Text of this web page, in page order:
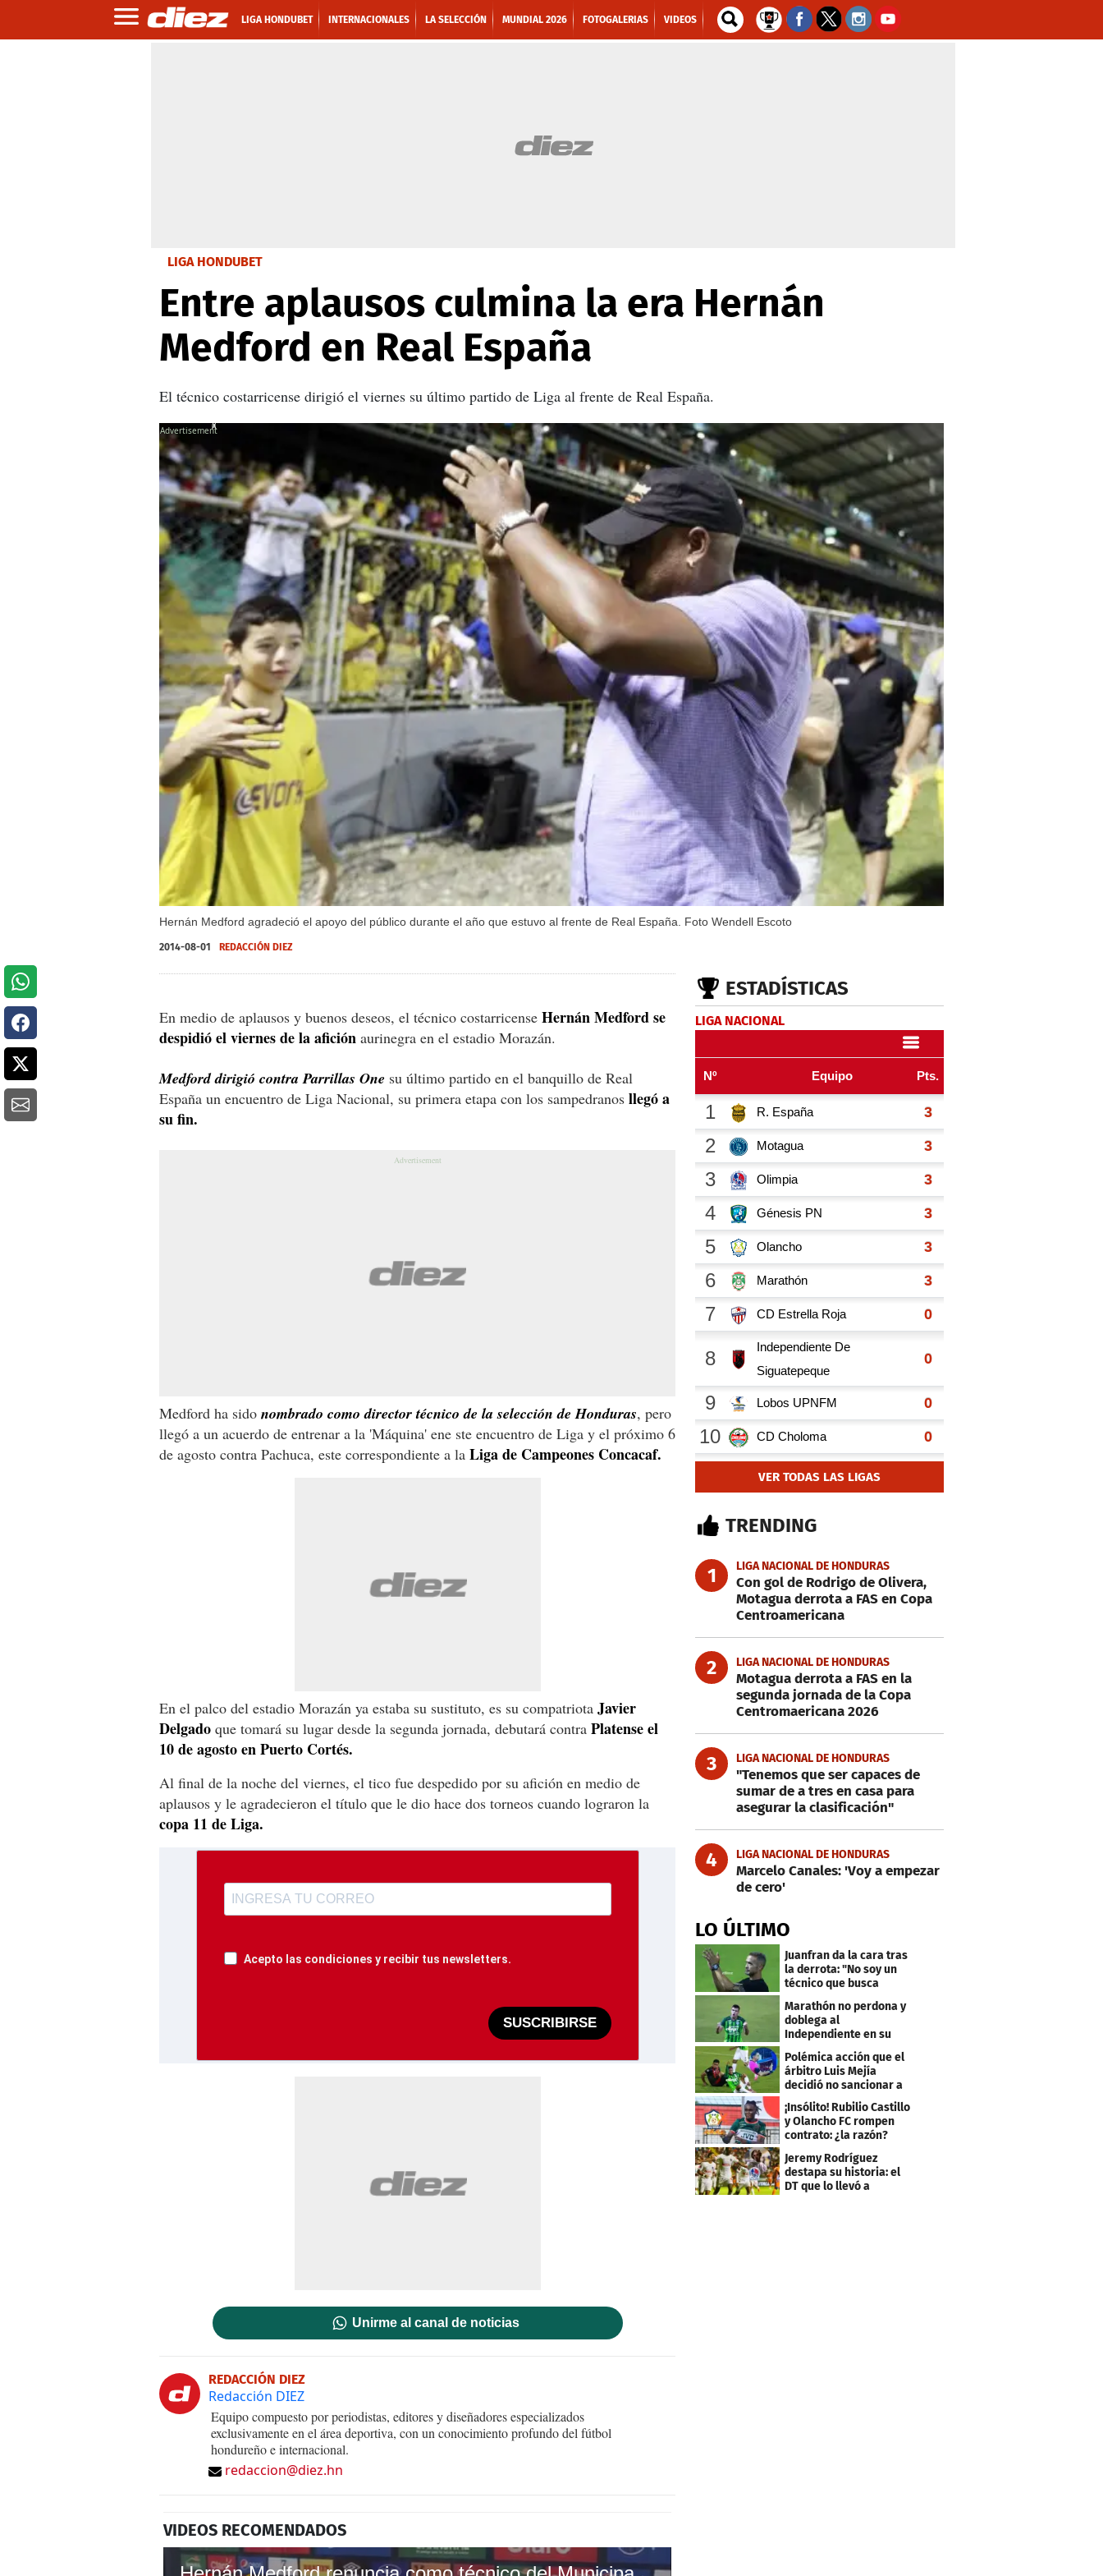
LIGA HONDUBET INTERNACIONALES LA SELECCIÓN MUNDIAL 2026 FOTOGALERIAS VIDEOS
LIGA HONDUBET
Entre aplausos culmina la era Hernán
Medford en Real España
El técnico costarricense dirigió el viernes su último partido de Liga al frente de Real España.
Hernán Medford agradeció el apoyo del público durante el año que estuvo al frente de Real España. Foto Wendell Escoto
X
2014-08-01 REDACCIÓN DIEZ
En medio de aplausos y buenos deseos, el técnico costarricense Hernán Medford se
despidió el viernes de la afición aurinegra en el estadio Morazán.
Medford dirigió contra Parrillas One su último partido en el banquillo de Real
España un encuentro de Liga Nacional, su primera etapa con los sampedranos llegó a
su fin.
Medford ha sido nombrado como director técnico de la selección de Honduras, pero
llegó a un acuerdo de entrenar a la 'Máquina' ene ste encuentro de Liga y el próximo 6
de agosto contra Pachuca, este correspondiente a la Liga de Campeones Concacaf.
En el palco del estadio Morazán ya estaba su sustituto, es su compatriota Javier
Delgado que tomará su lugar desde la segunda jornada, debutará contra Platense el
10 de agosto en Puerto Cortés.
Al final de la noche del viernes, el tico fue despedido por su afición en medio de
aplausos y le agradecieron el título que le dio hace dos torneos cuando lograron la
copa 11 de Liga.
Acepto las condiciones y recibir tus newsletters.
SUSCRIBIRSE
Unirme al canal de noticias
REDACCIÓN DIEZ
Redacción DIEZ
Equipo compuesto por periodistas, editores y diseñadores especializados
exclusivamente en el área deportiva, con un conocimiento profundo del fútbol
hondureño e internacional.
redaccion@diez.hn
VIDEOS RECOMENDADOS
ESTADÍSTICAS
LIGA NACIONAL
VER TODAS LAS LIGAS
TRENDING
1 LIGA NACIONAL DE HONDURAS
Con gol de Rodrigo de Olivera,
Motagua derrota a FAS en Copa
Centroamericana
2 LIGA NACIONAL DE HONDURAS
Motagua derrota a FAS en la
segunda jornada de la Copa
Centromaericana 2026
3 LIGA NACIONAL DE HONDURAS
"Tenemos que ser capaces de
sumar de a tres en casa para
asegurar la clasificación"
4 LIGA NACIONAL DE HONDURAS
Marcelo Canales: 'Voy a empezar
de cero'
LO ÚLTIMO
Juanfran da la cara tras
la derrota: "No soy un
técnico que busca
excusas"
Marathón no perdona y
doblega al
Independiente en su
bienvenida a primera
Polémica acción que el
árbitro Luis Mejía
decidió no sancionar a
Independiente
¡Insólito! Rubilio Castillo
y Olancho FC rompen
contrato: ¿la razón?
Jeremy Rodríguez
destapa su historia: el
DT que lo llevó a